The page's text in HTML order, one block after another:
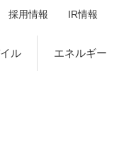
採用情報 IR情報
ル エネルギー